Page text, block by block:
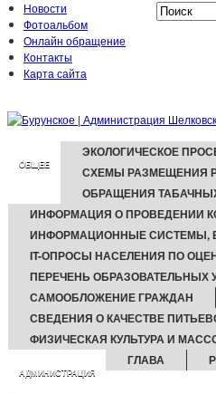
Новости
Фотоальбом
Онлайн обращение
Контакты
Карта сайта
ОБЩЕЕ
ЭКОЛОГИЧЕСКОЕ
СХЕМЫ РАЗМЕЩЕНИЯ
ОБРАЩЕНИЯ
ИНФОРМАЦИЯ О ПРОВЕДЕНИИ
ИНФОРМАЦИОННЫЕ СИСТЕМЫ,
IT-ОПРОСЫ НАСЕЛЕНИЯ ПО
ПЕРЕЧЕНЬ
САМООБЛОЖЕНИЕ ГРАЖДАН
СВЕДЕНИЯ О КАЧЕСТВЕ
ФИЗИЧЕСКАЯ КУЛЬТУРА И
АДМИНИСТРАЦИЯ
ГЛАВА